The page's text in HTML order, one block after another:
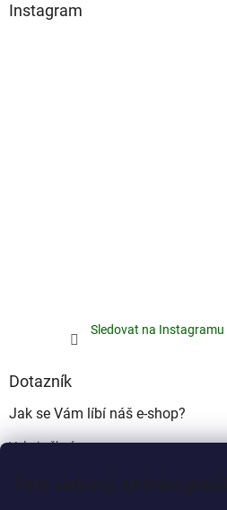
Tato webová stránka
Instagram
Sledovat na Instagramu
Dotazník
Jak se Vám líbí náš e-shop?
Velmi pěkný
Ujde to